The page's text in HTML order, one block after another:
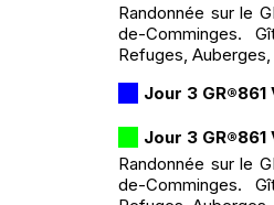
Randonnée sur le
de-Comminges.
Refuges, Auberges,
Jour 3 GR®861
Jour 3 GR®861
Randonnée sur le
de-Comminges.